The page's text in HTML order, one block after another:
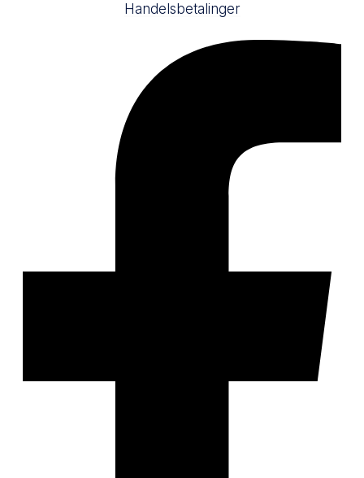
Handelsbetalinger